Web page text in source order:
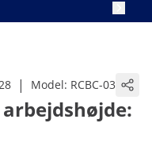
| Model: RCBC-03
arbejdshøjde: